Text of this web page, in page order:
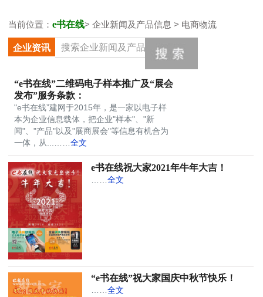
当前位置：e书在线> 企业新闻及产品信息 > 电商物流
企业资讯
“e书在线”二维码电子样本推广及“展会
发布”服务条款：
"e书在线”建网于2015年，是一家以电子样
本为企业信息载体，把企业"样本"、"新
闻"、"产品"以及"展商展会"等信息有机合为
一体，从...……全文
e书在线祝大家2021年牛年大吉！
全文
“e书在线”祝大家国庆中秋节快乐！
……全文